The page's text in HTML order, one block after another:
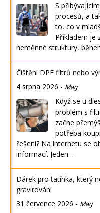
S
procesů, a
to, co v
Příkladem je
neměnné struktury,
Čištění DPF filtrů nebo
4 srpna 2026 - Mag
Když se u
problém s
začne
potřeba
řešení? Na internetu se
informací. Jeden…
Dárek pro tatínka, který
gravírování
31 července 2026 - Mag